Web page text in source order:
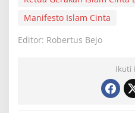
Manifesto Islam Cinta
Editor: Robertus Bejo
Ikuti